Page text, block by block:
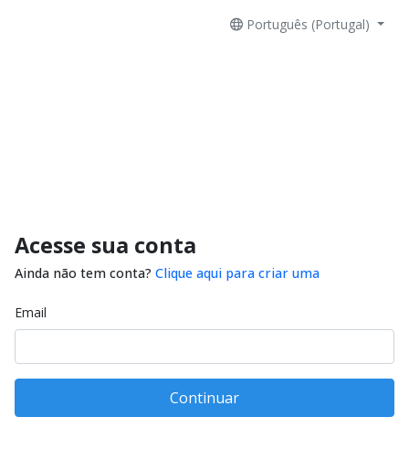
Português (Portugal)
Acesse sua conta
Ainda não tem conta? Clique aqui para criar uma
Email
Continuar